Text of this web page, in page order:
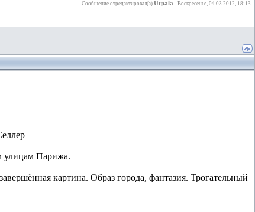
Сообщение отредактировал(а) Utpala - Воскресенье, 04.03.2012, 18:13
улицам Парижа.
картина. Образ города, фантазия. Трогательный